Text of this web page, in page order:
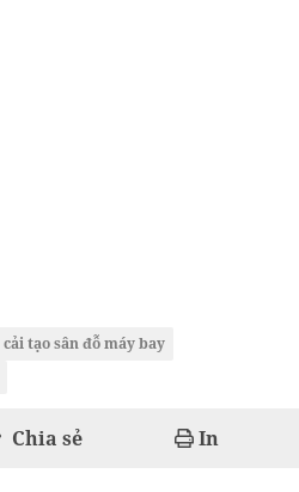
cải tạo sân đỗ máy bay
Chia sẻ In